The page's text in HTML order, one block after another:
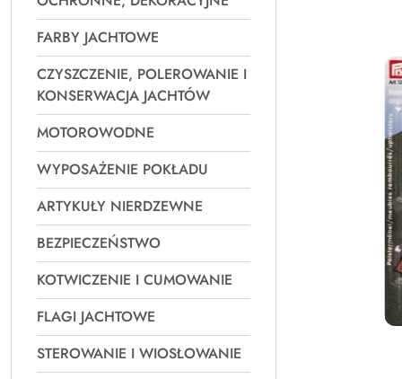
FARBY JACHTOWE
CZYSZCZENIE, POLEROWANIE I
KONSERWACJA JACHTÓW
MOTOROWODNE
WYPOSAŻENIE POKŁADU
ARTYKUŁY NIERDZEWNE
BEZPIECZEŃSTWO
KOTWICZENIE I CUMOWANIE
FLAGI JACHTOWE
STEROWANIE I WIOSŁOWANIE